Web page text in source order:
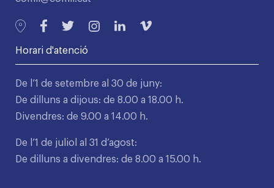
Horari d'atenció
De l’1 de setembre al 30 de juny:
De dilluns a dijous: de 8.00 a 18.00 h.
Divendres: de 9.00 a 14.00 h.
De l’1 de juliol al 31 d’agost:
De dilluns a divendres: de 8.00 a 15.00 h.